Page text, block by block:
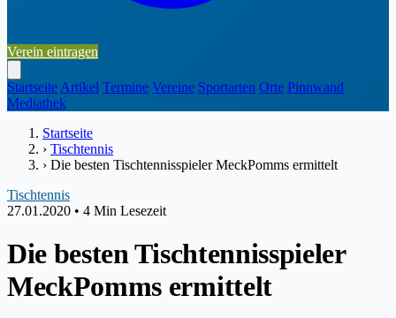
Verein eintragen
Startseite Artikel Termine Vereine Sportarten Orte Pinnwand
Mediathek
Startseite
› Tischtennis
› Die besten Tischtennisspieler MeckPomms ermittelt
Tischtennis
27.01.2020 • 4 Min Lesezeit
Die besten Tischtennisspieler
MeckPomms ermittelt